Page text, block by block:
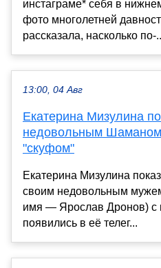
инстаграме* себя в
фото многолетней
рассказала, насколько по-
13:00, 04 Авг
Екатерина Мизулина
недовольным Шаманом
"скуфом"
Екатерина Мизулина
своим недовольным
имя — Ярослав Дронов) с
появились в её телег...